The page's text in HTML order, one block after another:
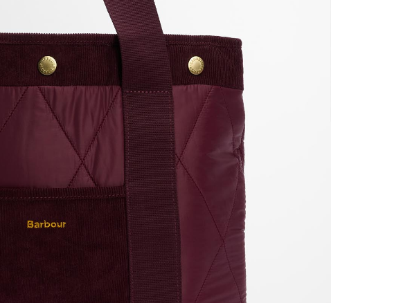
３．未成年的使用者請事先徵得法定代理人或監護人之同意方可使用
「AFTEE先享後付」，若未經同意申辦者引起之損失，本公司不負相關責
４．使用「AFTEE先享後付」時，將依據個別帳號之用戶狀況，依本公司
即時審查核予不同之上限額度；若仍有額度不足之情形，本公司將視審查
結果請求用戶進行身份認證。
５．嚴禁一人註冊多個帳號或使用他人資訊註冊。若發現惡意使用之情
形，恩沛科技股份有限公司將有權停止該用戶之使用額度並採取法律行